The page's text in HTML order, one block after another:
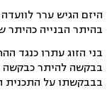
היזם הגיש ערר
בהיתר הבנייה כהיתר
בני הזוג עתרו כנגד
בבבקשתו על התכנית